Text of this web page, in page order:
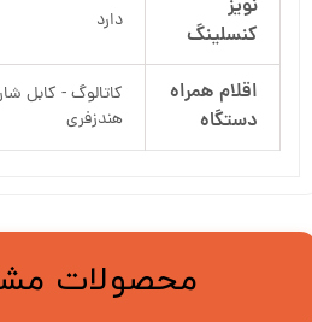
نویز
کنسلینگ
دارد
اقلام همراه
دستگاه
کاتالوگ - کابل
هندزفری
محصولات